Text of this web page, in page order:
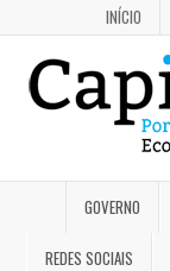
INÍCIO
GOVERNO
REDES SOCIAIS